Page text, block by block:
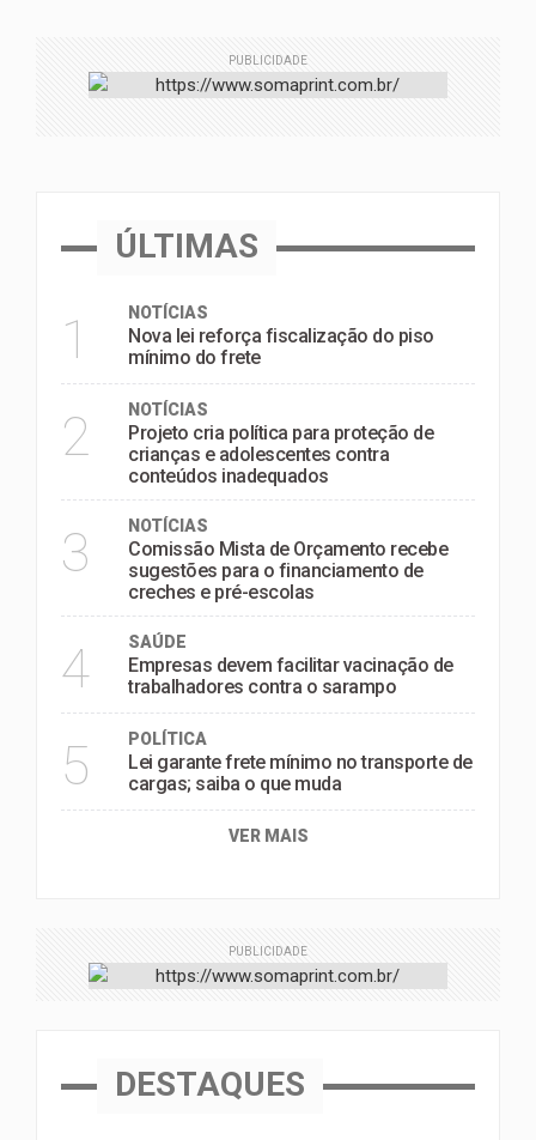
PUBLICIDADE
ÚLTIMAS
1 NOTÍCIAS
Nova lei reforça fiscalização do piso
mínimo do frete
2 NOTÍCIAS
Projeto cria política para proteção de
crianças e adolescentes contra
conteúdos inadequados
3 NOTÍCIAS
Comissão Mista de Orçamento recebe
sugestões para o financiamento de
creches e pré-escolas
4 SAÚDE
Empresas devem facilitar vacinação de
trabalhadores contra o sarampo
5 POLÍTICA
Lei garante frete mínimo no transporte de
cargas; saiba o que muda
VER MAIS
PUBLICIDADE
DESTAQUES